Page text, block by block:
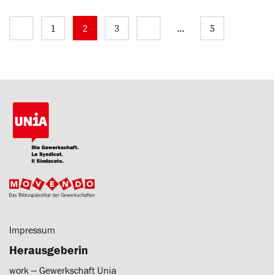
1 2 3 ... 5
Impressum
Herausgeberin
work ‒ Gewerkschaft Unia